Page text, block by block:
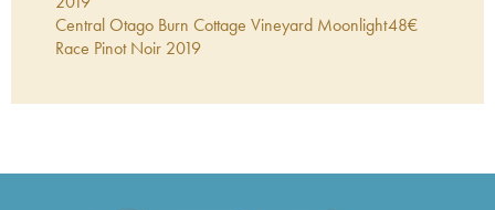
Central Otago Burn Cottage Vineyard Moonlight
Race Pinot Noir 2019
48€